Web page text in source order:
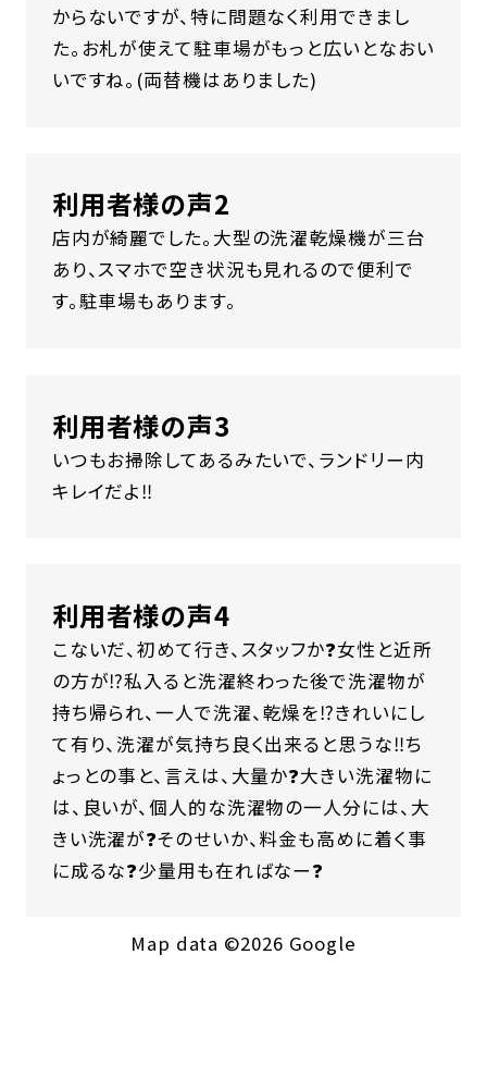
からないですが、特に問題なく利用できまし
た。お札が使えて駐車場がもっと広いとなおい
いですね。(両替機はありました)
利用者様の声2
店内が綺麗でした。大型の洗濯乾燥機が三台
あり、スマホで空き状況も見れるので便利で
す。駐車場もあります。
利用者様の声3
いつもお掃除してあるみたいで、ランドリー内
キレイだよ‼️
利用者様の声4
こないだ、初めて行き、スタッフか❓女性と近所
の方が⁉️私入ると洗濯終わった後で洗濯物が
持ち帰られ、一人で洗濯、乾燥を⁉️きれいにし
て有り、洗濯が気持ち良く出来ると思うな‼️ち
ょっとの事と、言えは、大量か❓大きい洗濯物に
は、良いが、個人的な洗濯物の一人分には、大
きい洗濯が❓そのせいか、料金も高めに着く事
に成るな❓少量用も在ればなー❓
Map data ©2026 Google